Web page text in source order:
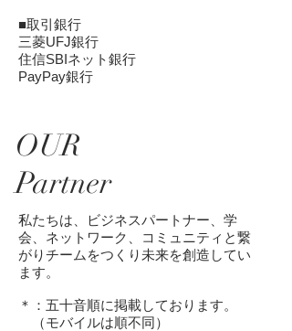
■取引銀行
三菱UFJ銀行
住信SBIネット銀行
​PayPay銀行
OUR
​Partner
私たちは、ビジネスパートナー、学
会、ネットワーク、コミュニティと繋
がりチームをつくり未来を創造してい
ます。
​＊：五十音順に掲載しております。
（モバイルは順不同）